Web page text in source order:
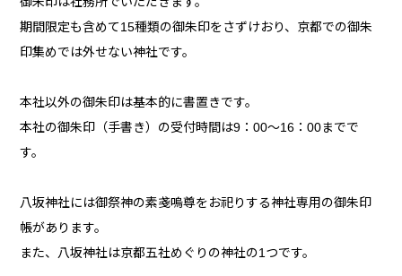
期間限定も含めて15種類の御朱印をさずけおり、京都での御朱
印集めでは外せない神社です。
本社以外の御朱印は基本的に書置きです。
本社の御朱印（手書き）の受付時間は9：00～16：00までで
す。
八坂神社には御祭神の素戔嗚尊をお祀りする神社専用の御朱印
帳があります。
また、八坂神社は京都五社めぐりの神社の1つです。